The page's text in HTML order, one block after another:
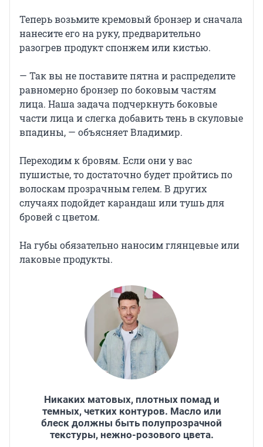
Теперь возьмите кремовый бронзер и сначала
нанесите его на руку, предварительно
разогрев продукт спонжем или кистью.
— Так вы не поставите пятна и распределите
равномерно бронзер по боковым частям
лица. Наша задача подчеркнуть боковые
части лица и слегка добавить тень в скуловые
впадины, — объясняет Владимир.
Переходим к бровям. Если они у вас
пушистые, то достаточно будет пройтись по
волоскам прозрачным гелем. В других
случаях подойдет карандаш или тушь для
бровей с цветом.
На губы обязательно наносим глянцевые или
лаковые продукты.
Никаких матовых, плотных помад и
темных, четких контуров. Масло или
блеск должны быть полупрозрачной
текстуры, нежно-розового цвета.